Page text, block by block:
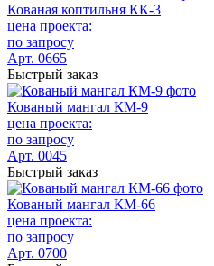
Кованая коптильня КК-3
цена проекта:
по запросу
Арт. 0665
Быстрый заказ
Кованый мангал КМ-9
цена проекта:
по запросу
Арт. 0045
Быстрый заказ
Кованый мангал КМ-66
цена проекта:
по запросу
Арт. 0700